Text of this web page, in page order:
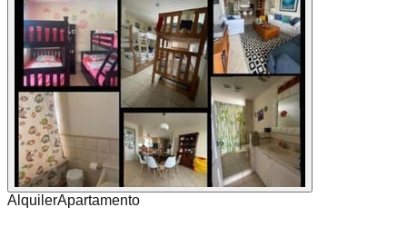
AlquilerApartamento